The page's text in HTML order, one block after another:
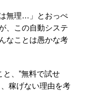
無理…」とおっぺ
、この自動システ
なことは愚かな考
と、”無料で試せ
稼げない理由を考